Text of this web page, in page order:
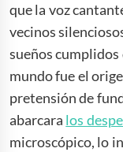
que la voz
vecinos
sueños cumplidos
mundo fue el
pretensión de
abarcara los
microscópico, lo